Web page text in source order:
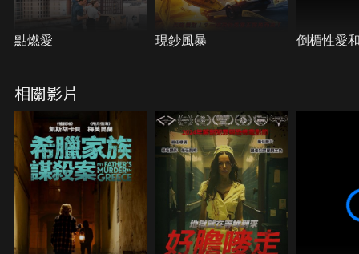
點燃愛 現鈔風暴 倒楣性愛
相關影片